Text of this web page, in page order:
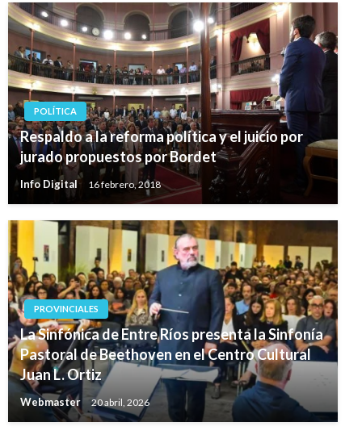
POLÍTICA
Respaldo a la reforma política y el juicio por
jurado propuestos por Bordet
Info Digital 16 febrero, 2018
PROVINCIALES
La Sinfónica de Entre Ríos presenta la Sinfonía
Pastoral de Beethoven en el Centro Cultural
Juan L. Ortiz
Webmaster 20 abril, 2026